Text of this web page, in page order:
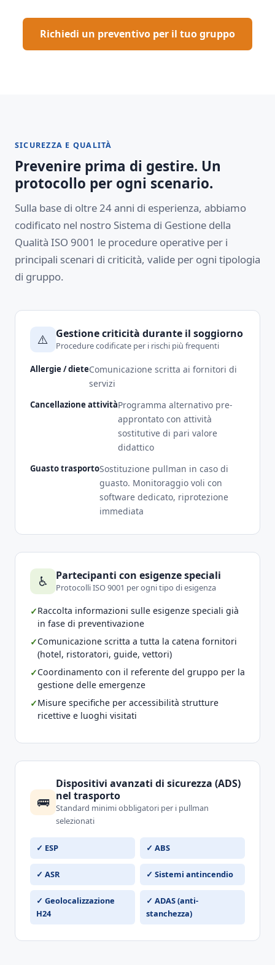
Richiedi un preventivo per il tuo gruppo
SICUREZZA E QUALITÀ
Prevenire prima di gestire. Un
protocollo per ogni scenario.
Sulla base di oltre 24 anni di esperienza, abbiamo
codificato nel nostro Sistema di Gestione della
Qualità ISO 9001 le procedure operative per i
principali scenari di criticità, valide per ogni tipologia
di gruppo.
⚠️ Gestione criticità durante il soggiorno
Procedure codificate per i rischi più frequenti
Allergie / dieteComunicazione scritta ai fornitori di
servizi
Cancellazione attivitàProgramma alternativo pre-
approntato con attività
sostitutive di pari valore
didattico
Guasto trasportoSostituzione pullman in caso di
guasto. Monitoraggio voli con
software dedicato, riprotezione
immediata
♿ Partecipanti con esigenze speciali
Protocolli ISO 9001 per ogni tipo di esigenza
Raccolta informazioni sulle esigenze speciali già
in fase di preventivazione
Comunicazione scritta a tutta la catena fornitori
(hotel, ristoratori, guide, vettori)
Coordinamento con il referente del gruppo per la
gestione delle emergenze
Misure specifiche per accessibilità strutture
ricettive e luoghi visitati
🚌
Dispositivi avanzati di sicurezza (ADS)
nel trasporto
Standard minimi obbligatori per i pullman
selezionati
✓ ESP ✓ ABS
✓ ASR ✓ Sistemi antincendio
✓ Geolocalizzazione
H24
✓ ADAS (anti-
stanchezza)